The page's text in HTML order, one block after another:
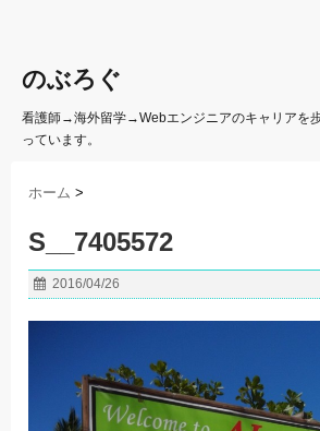
のぶろぐ
看護師→海外留学→Webエンジニアのキャリアを
っています。
ホーム >
S__7405572
2016/04/26